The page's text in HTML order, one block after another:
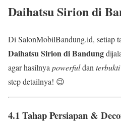
Daihatsu Sirion di
Di SalonMobilBandung.id, setiap
Daihatsu Sirion di Bandung
agar hasilnya powerfuldan
step detailnya! 😉
4.1 Tahap Persiapan &